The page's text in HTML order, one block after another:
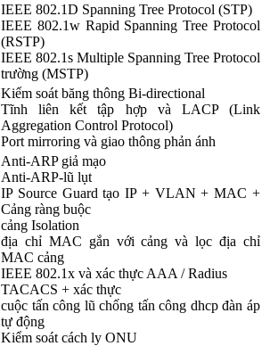
IEEE 802.1D Spanning Tree Protocol (STP)
IEEE 802.1w Rapid Spanning Tree Protocol
(RSTP)
IEEE 802.1s Multiple Spanning Tree Protocol
trường (MSTP)
Kiểm soát băng thông Bi-directional
Tĩnh liên kết tập hợp và LACP (Link
Aggregation Control Protocol)
Port mirroring và giao thông phản ánh
Anti-ARP giả mạo
Anti-ARP-lũ lụt
IP Source Guard tạo IP + VLAN + MAC +
Cảng ràng buộc
cảng Isolation
địa chỉ MAC gắn với cảng và lọc địa chỉ
MAC cảng
IEEE 802.1x và xác thực AAA / Radius
TACACS + xác thực
cuộc tấn công lũ chống tấn công dhcp đàn áp
tự động
Kiểm soát cách ly ONU